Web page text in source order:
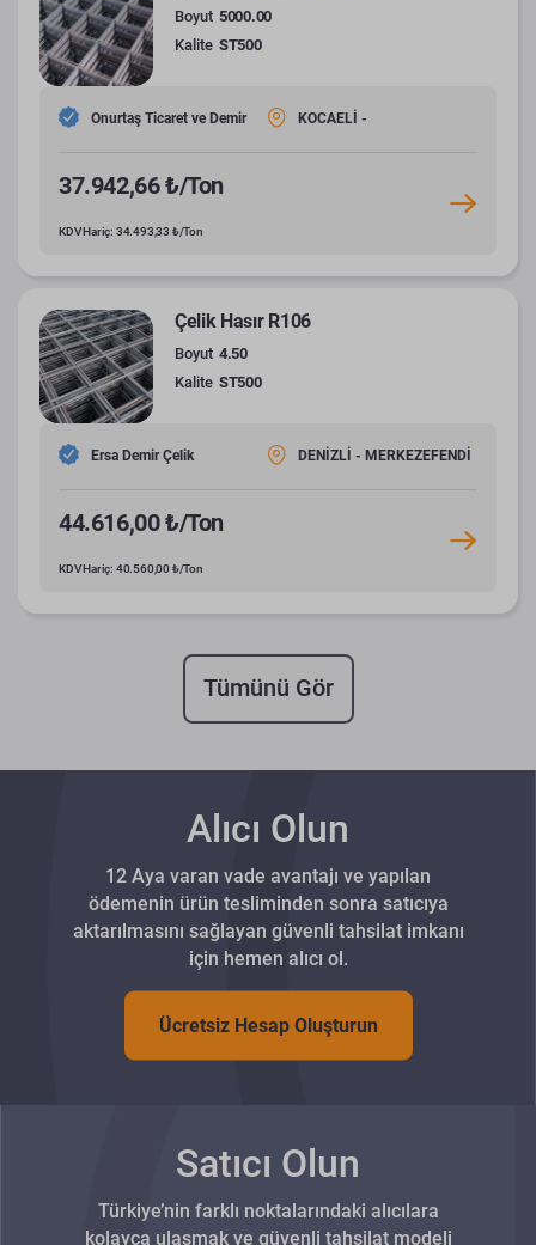
Boyut 5000.00
Kalite ST500
Onurtaş Ticaret ve Demir KOCAELİ -
37.942,66 ₺/Ton
KDV Hariç: 34.493,33 ₺/Ton
Çelik Hasır R106
Boyut 4.50
Kalite ST500
Ersa Demir Çelik DENİZLİ - MERKEZEFENDİ
44.616,00 ₺/Ton
KDV Hariç: 40.560,00 ₺/Ton
Tümünü Gör
Alıcı Olun
12 Aya varan vade avantajı ve yapılan
ödemenin ürün tesliminden sonra satıcıya
aktarılmasını sağlayan güvenli tahsilat imkanı
için hemen alıcı ol.
Ücretsiz Hesap Oluşturun
Satıcı Olun
Türkiye’nin farklı noktalarındaki alıcılara
kolayca ulaşmak ve güvenli tahsilat modeli